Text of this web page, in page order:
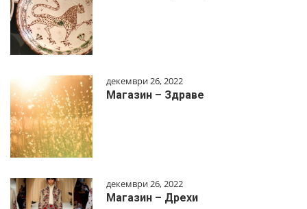
декември 26, 2022
Магазин – Здраве
декември 26, 2022
Магазин – Дрехи